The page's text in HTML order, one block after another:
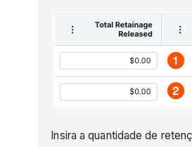
Insira a quantidade de